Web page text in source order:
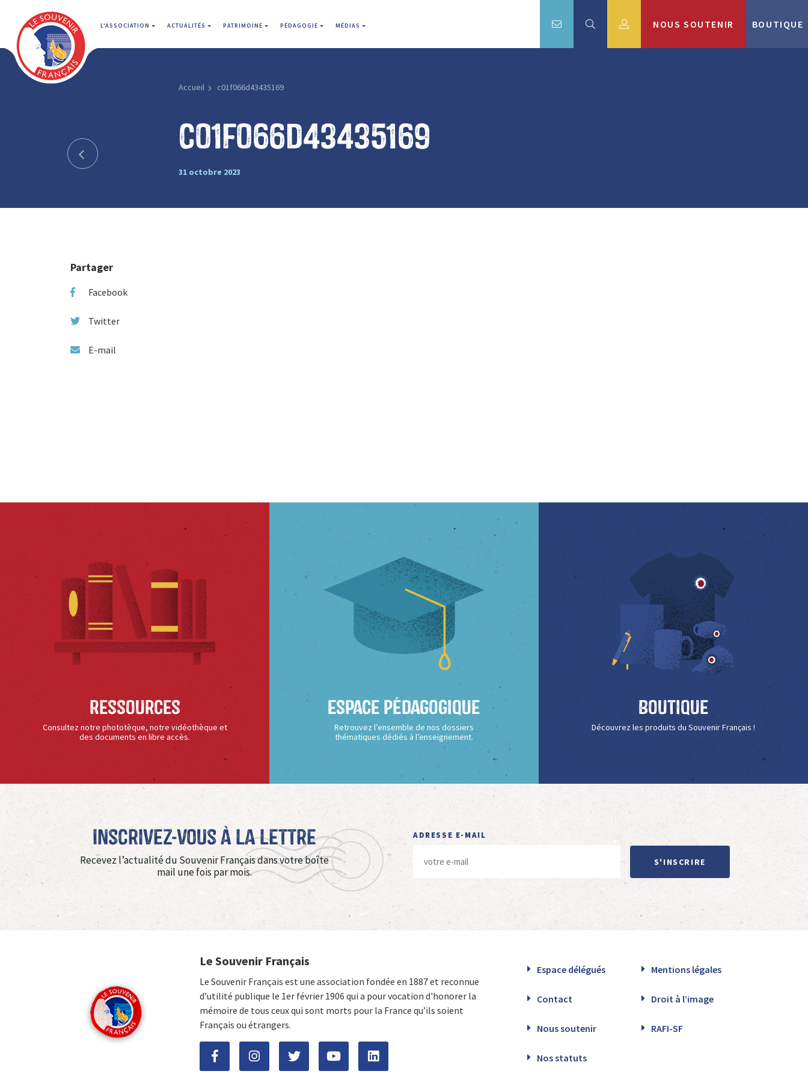
L'ASSOCIATION ACTUALITÉS PATRIMOINE PÉDAGOGIE MÉDIAS NOUS SOUTENIR BOUTIQUE
Accueil c01f066d43435169
c01f066d43435169
31 octobre 2023
Partager
Facebook
Twitter
E-mail
Ressources
Consultez notre phototèque, notre vidéothèque et
des documents en libre accès.
Espace Pédagogique
Retrouvez l’ensemble de nos dossiers
thématiques dédiés à l’enseignement.
Boutique
Découvrez les produits du Souvenir Français !
Inscrivez-vous à La Lettre
Recevez l’actualité du Souvenir Français dans votre boîte
mail une fois par mois.
ADRESSE E-MAIL
S'INSCRIRE
Le Souvenir Français
Le Souvenir Français est une association fondée en 1887 et reconnue
d’utilité publique le 1er février 1906 qui a pour vocation d'honorer la
mémoire de tous ceux qui sont morts pour la France qu’ils soient
Français ou étrangers.
Espace délégués Mentions légales
Contact Droit à l’image
Nous soutenir RAFI-SF
Nos statuts